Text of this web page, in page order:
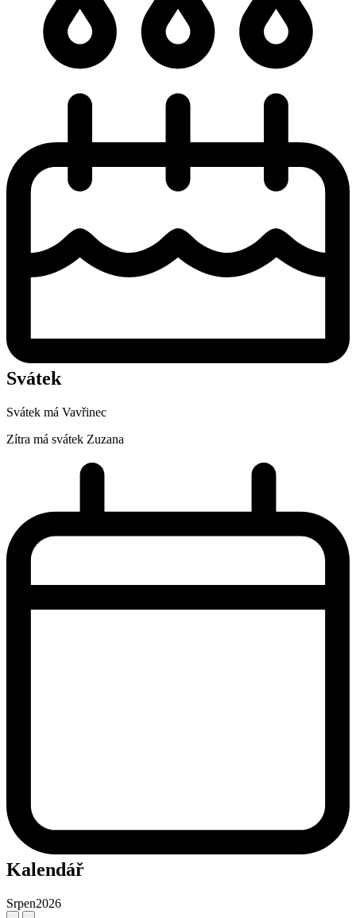
Svátek
Svátek má Vavřinec
Zítra má svátek Zuzana
Kalendář
Srpen2026